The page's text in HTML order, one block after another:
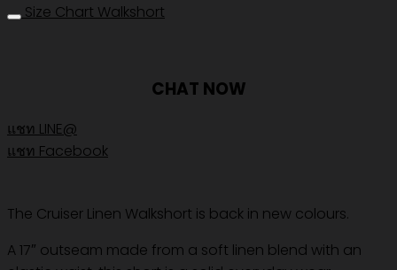
Size Chart Walkshort
CHAT NOW
แชท LINE@
แชท Facebook
The Cruiser Linen Walkshort is back in new colours.
A 17″ outseam made from a soft linen blend with an